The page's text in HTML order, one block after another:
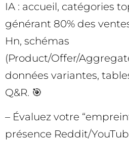
IA : accueil, catégories
générant 80% des
Hn, schémas
(Product/Offer/
données variantes,
Q&R. 🎯
– Évaluez votre
présence Reddit/